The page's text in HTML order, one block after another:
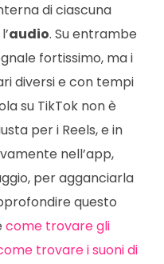
di ciascuna
audio. Su entrambe
fortissimo, ma i
diversi e con tempi
su TikTok non è
per i Reels, e in
nell’app,
per agganciarla
questo
come trovare gli
trovare i suoni di